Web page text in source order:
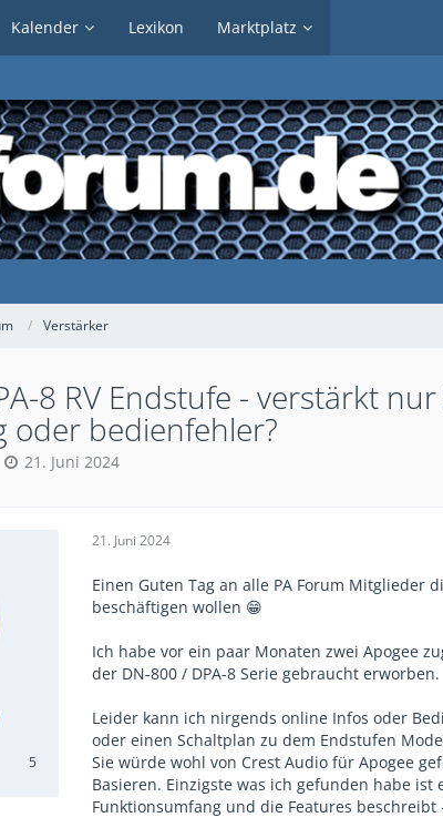
Kalender Lexikon Marktplatz
Verstärker
8 RV Endstufe - verstärkt
oder bedienfehler?
21. Juni 2024
5
21. Juni 2024
Einen Guten Tag an alle PA Forum Mitglieder
beschäftigen wollen 😁
Ich habe vor ein paar Monaten zwei Apogee
der DN-800 / DPA-8 Serie gebraucht erworben.
Leider kann ich nirgends online Infos oder
oder einen Schaltplan zu dem Endstufen
Sie würde wohl von Crest Audio für Apogee
Basieren. Einzigste was ich gefunden habe
Funktionsumfang und die Features